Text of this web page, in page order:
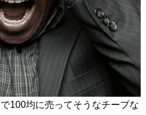
100均に売ってそうなチープな